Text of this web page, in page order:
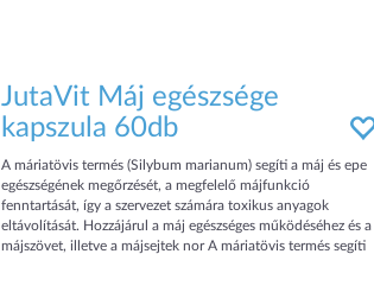
JutaVit Máj egészsége
kapszula 60db
A máriatövis termés (Silybum marianum) segíti a máj és epe
egészségének megőrzését, a megfelelő májfunkció
fenntartását, így a szervezet számára toxikus anyagok
eltávolítását. Hozzájárul a máj egészséges működéséhez és a
májszövet, illetve a májsejtek nor A máriatövis termés segíti